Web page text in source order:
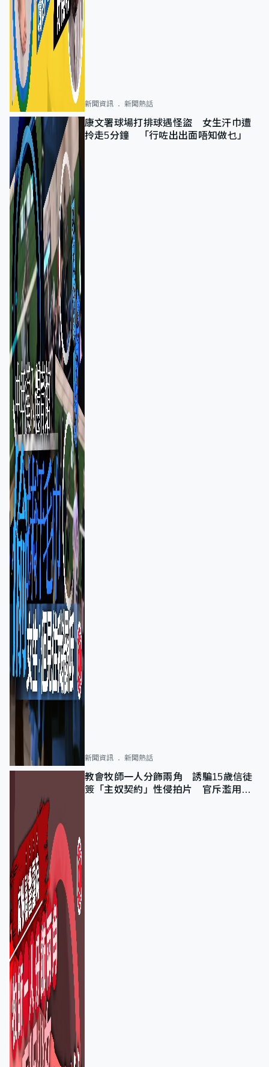
新聞資訊 新聞熱話
康文署球場打排球遇怪盜 女生汗巾遭
拎走5分鐘 「行咗出出面唔知做乜」
新聞資訊 新聞熱話
教會牧師一人分飾兩角 誘騙15歲信徒
簽「主奴契約」性侵拍片 官斥濫用教